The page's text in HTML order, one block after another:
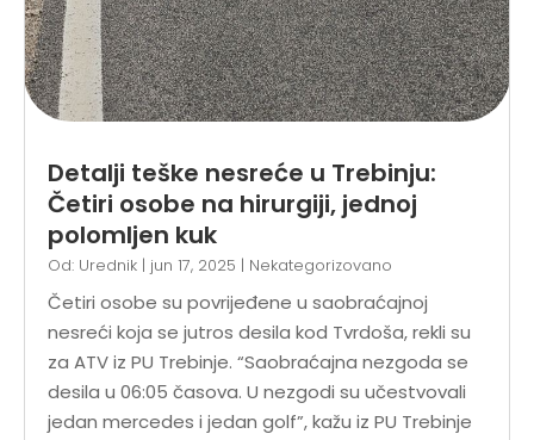
Detalji teške nesreće u Trebinju:
Četiri osobe na hirurgiji, jednoj
polomljen kuk
Od: Urednik | jun 17, 2025 | Nekategorizovano
Četiri osobe su povrijeđene u saobraćajnoj
nesreći koja se jutros desila kod Tvrdoša, rekli su
za ATV iz PU Trebinje. “Saobraćajna nezgoda se
desila u 06:05 časova. U nezgodi su učestvovali
jedan mercedes i jedan golf”, kažu iz PU Trebinje